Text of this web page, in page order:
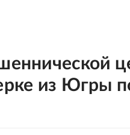
из Югры